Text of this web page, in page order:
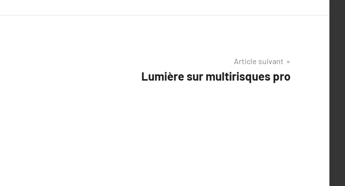
Article suivant
Lumière sur multirisques pro